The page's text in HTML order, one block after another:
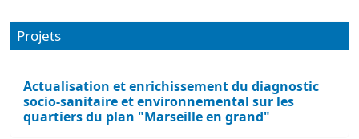
Projets
Actualisation et enrichissement du diagnostic
socio-sanitaire et environnemental sur les
quartiers du plan "Marseille en grand"